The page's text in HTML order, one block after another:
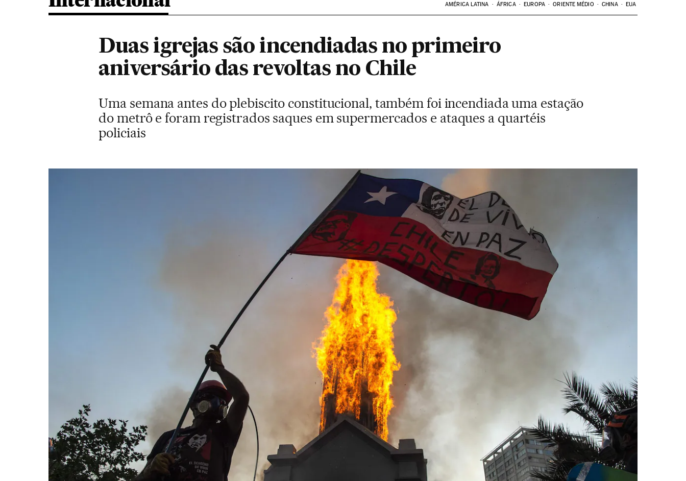
AMÉRICA LATINA ÁFRICA EUROPA ORIENTE MÉDIO CHINA EUA
Duas igrejas são incendiadas no primeiro
aniversário das revoltas no Chile
Uma semana antes do plebiscito constitucional, também foi incendiada uma estação
do metrô e foram registrados saques em supermercados e ataques a quartéis
policiais